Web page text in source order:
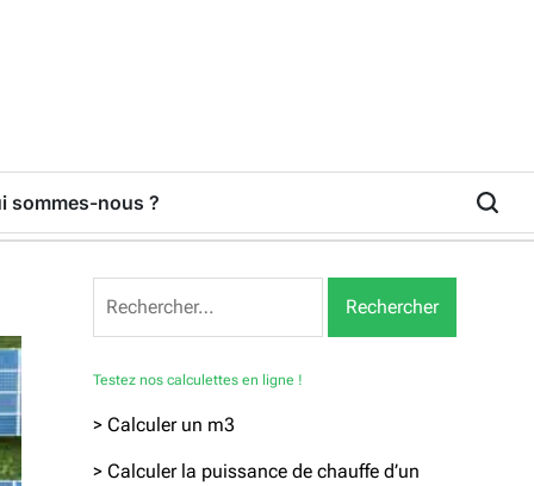
sommes-nous ?
Testez nos calculettes en ligne !
> Calculer un m3
> Calculer la puissance de chauffe d’un